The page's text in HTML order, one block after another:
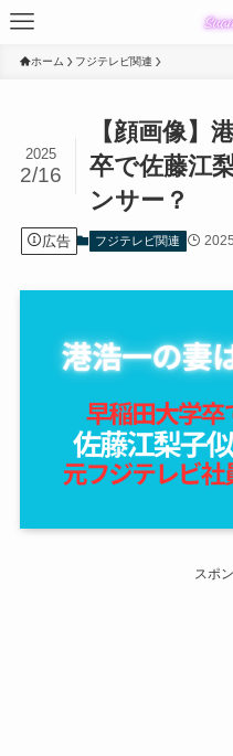
ホーム フジテレビ関連
【顔画像】
卒で佐藤江
ンサー？
2025
2/16
広告 フジテレビ関連
スポ